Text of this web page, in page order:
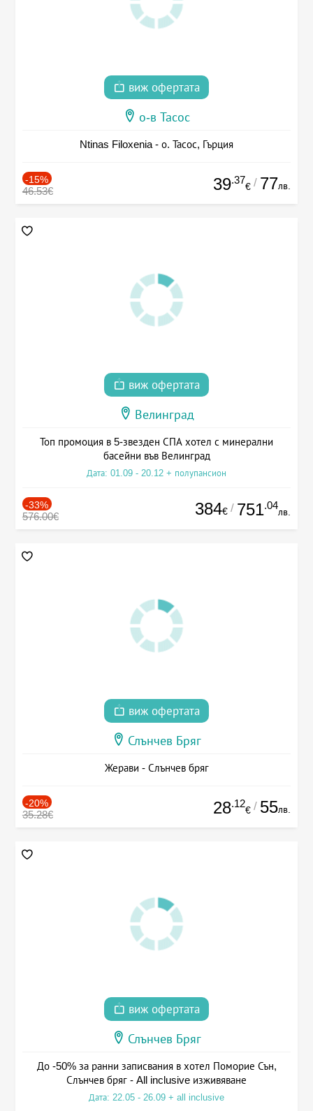
виж офертата
о-в Тасос
Ntinas Filoxenia - о. Тасос, Гърция
-15%
46.53€ 39.37
€ / 77лв.
виж офертата
Велинград
Топ промоция в 5-звезден СПА хотел с минерални
басейни във Велинград
Дата: 01.09 - 20.12 + полупансион
-33%
576.00€ 384€ / 751.04
лв.
виж офертата
Слънчев Бряг
Жерави - Слънчев бряг
-20%
35.28€ 28.12
€ / 55лв.
виж офертата
Слънчев Бряг
До -50% за ранни записвания в хотел Поморие Сън,
Слънчев бряг - All inclusive изживяване
Дата: 22.05 - 26.09 + all inclusive